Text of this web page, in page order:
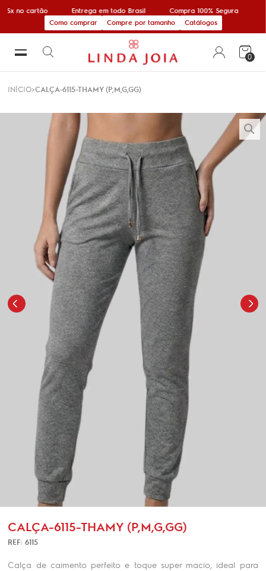
5x no cartão Entrega em todo Brasil Compra 100% Segura
Como comprar
Compre por tamanho Catálogos
0
INÍCIO CALÇA-6115-THAMY (P,M,G,GG)
CALÇA-6115-THAMY (P,M,G,GG)
REF: 6115
Calça de caimento perfeito e toque super macio, ideal para